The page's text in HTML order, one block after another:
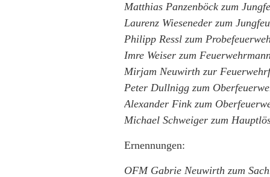
Matthias Panzenböck zum
Laurenz Wieseneder zum
Philipp Ressl zum
Imre Weiser zum
Mirjam Neuwirth zur
Peter Dullnigg zum
Alexander Fink zum
Michael Schweiger zum
Ernennungen:
OFM Gabrie Neuwirth zum